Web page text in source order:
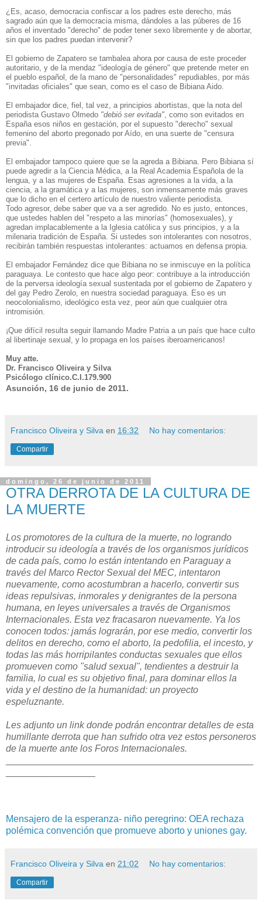
¿Es, acaso, democracia confiscar a los padres este derecho, más
sagrado aún que la democracia misma, dándoles a las púberes de 16
años el inventado "derecho" de poder tener sexo libremente y de abortar,
sin que los padres puedan intervenir?
El gobierno de Zapatero se tambalea ahora por causa de este proceder
autoritario, y de la mendaz "ideología de género" que pretende meter en
el pueblo español, de la mano de "personalidades" repudiables, por más
"invitadas oficiales" que sean, como es el caso de Bibiana Aido.
El embajador dice, fiel, tal vez, a principios abortistas, que la nota del
periodista Gustavo Olmedo "debió ser evitada", como son evitados en
España esos niños en gestación, por el supuesto "derecho" sexual
femenino del aborto pregonado por Aído, en una suerte de "censura
previa".
El embajador tampoco quiere que se la agreda a Bibiana. Pero Bibiana sí
puede agredir a la Ciencia Médica, a la Real Academia Española de la
lengua, y a las mujeres de España. Esas agresiones a la vida, a la
ciencia, a la gramática y a las mujeres, son inmensamente más graves
que lo dicho en el certero artículo de nuestro valiente periodista.
Todo agresor, debe saber que va a ser agredido. No es justo, entonces,
que ustedes hablen del "respeto a las minorías" (homosexuales), y
agredan implacablemente a la Iglesia católica y sus principios, y a la
milenaria tradición de España. Si ustedes son intolerantes con nosotros,
recibirán también respuestas intolerantes: actuamos en defensa propia.
El embajador Fernández dice que Bibiana no se inmiscuye en la política
paraguaya. Le contesto que hace algo peor: contribuye a la introducción
de la perversa ideología sexual sustentada por el gobierno de Zapatero y
del gay Pedro Zerolo, en nuestra sociedad paraguaya. Eso es un
neocolonialismo, ideológico esta vez, peor aún que cualquier otra
intromisión.
¡Que difícil resulta seguir llamando Madre Patria a un país que hace culto
al libertinaje sexual, y lo propaga en los países iberoamericanos!
Muy atte.
Dr. Francisco Oliveira y Silva
Psicólogo clínico.C.I.179.900
Asunción, 16 de junio de 2011.
Francisco Oliveira y Silva en 16:32 No hay comentarios:
Compartir
domingo, 26 de junio de 2011
OTRA DERROTA DE LA CULTURA DE
LA MUERTE
Los promotores de la cultura de la muerte, no logrando
introducir su ideología a través de los organismos jurídicos
de cada país, como lo están intentando en Paraguay a
través del Marco Rector Sexual del MEC, intentaron
nuevamente, como acostumbran a hacerlo, convertir sus
ideas repulsivas, inmorales y denigrantes de la persona
humana, en leyes universales a través de Organismos
Internacionales. Esta vez fracasaron nuevamente. Ya los
conocen todos: jamás lograrán, por ese medio, convertir los
delitos en derecho, como el aborto, la pedofilia, el incesto, y
todas las más horripilantes conductas sexuales que ellos
promueven como "salud sexual", tendientes a destruir la
familia, lo cual es su objetivo final, para dominar ellos la
vida y el destino de la humanidad: un proyecto
espeluznante.
Les adjunto un link donde podrán encontrar detalles de esta
humillante derrota que han sufrido otra vez estos personeros
de la muerte ante los Foros Internacionales.
Mensajero de la esperanza- niño peregrino: OEA rechaza
polémica convención que promueve aborto y uniones gay.
Francisco Oliveira y Silva en 21:02 No hay comentarios:
Compartir